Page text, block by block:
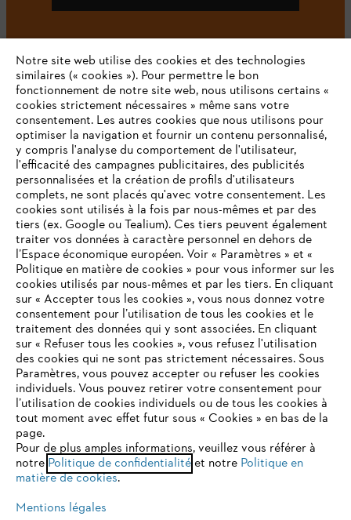
#STIHL
L'Entreprise
STIHL FAQ
Contact
Politique de protection des données
Mentions légales Utilisation des cookies
VOTRE NAVIGATEUR INTERNET
N'EST PLUS PRIS EN CHARGE
Vous utilisez un navigateur Internet que nous ne prenons plus
en charge, et certaines fonctionnalités de notre site ne
peuvent fonctionner correctement. Pour une utilisation
optimale de notre site, nous vous recommandons de passer à
l'un des navigateurs suivants :
Notre site web utilise des cookies et des technologies
similaires (« cookies »). Pour permettre le bon
fonctionnement de notre site web, nous utilisons certains «
cookies strictement nécessaires » même sans votre
consentement. Les autres cookies que nous utilisons pour
optimiser la navigation et fournir un contenu personnalisé,
y compris l'analyse du comportement de l'utilisateur,
l'efficacité des campagnes publicitaires, des publicités
personnalisées et la création de profils d'utilisateurs
complets, ne sont placés qu'avec votre consentement. Les
cookies sont utilisés à la fois par nous-mêmes et par des
tiers (ex. Google ou Tealium). Ces tiers peuvent également
traiter vos données à caractère personnel en dehors de
l’Espace économique européen. Voir « Paramètres » et «
Politique en matière de cookies » pour vous informer sur les
cookies utilisés par nous-mêmes et par les tiers. En cliquant
sur « Accepter tous les cookies », vous nous donnez votre
consentement pour l’utilisation de tous les cookies et le
traitement des données qui y sont associées. En cliquant
sur « Refuser tous les cookies », vous refusez l'utilisation
des cookies qui ne sont pas strictement nécessaires. Sous
Paramètres, vous pouvez accepter ou refuser les cookies
individuels. Vous pouvez retirer votre consentement pour
l’utilisation de cookies individuels ou de tous les cookies à
tout moment avec effet futur sous « Cookies » en bas de la
page.
Pour de plus amples informations, veuillez vous référer à
notre Politique de confidentialitéet notre Politique en
matière de cookies.
Mentions légales